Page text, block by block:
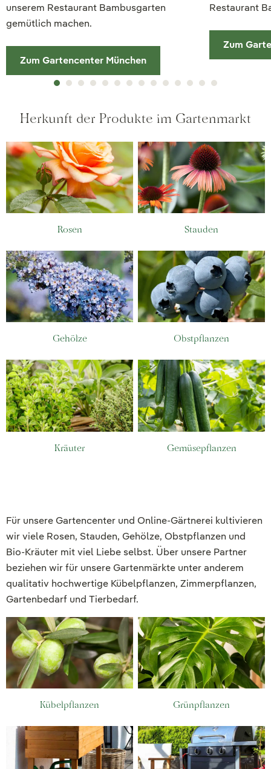
unserem Restaurant Bambusgarten
gemütlich machen.
Zum Gartencenter München
Restaurant
Zum
Herkunft der Produkte im Gartenmarkt
Rosen Stauden
Gehölze Obstpflanzen
Kräuter Gemüsepflanzen
Für unsere Gartencenter und Online-Gärtnerei kultivieren
wir viele Rosen, Stauden, Gehölze, Obstpflanzen und
Bio-Kräuter mit viel Liebe selbst. Über unsere Partner
beziehen wir für unsere Gartenmärkte unter anderem
qualitativ hochwertige Kübelpflanzen, Zimmerpflanzen,
Gartenbedarf und Tierbedarf.
Kübelpflanzen Grünpflanzen